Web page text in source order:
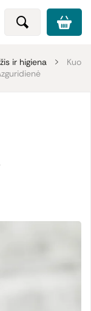
ir higiena
Kuo